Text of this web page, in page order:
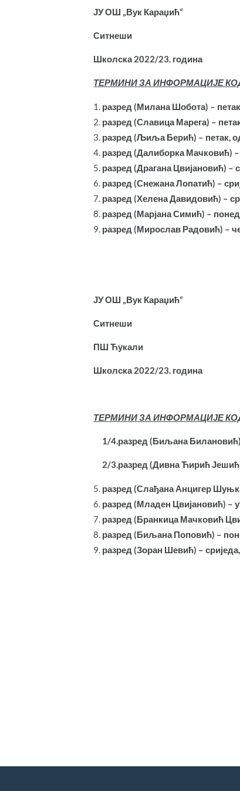
ЈУ ОШ „Вук Караџић“
Ситнеши
Школска 2022/23. година
ТЕРМИНИ ЗА ИНФОРМАЦИЈЕ
разред (Милана Шобота) –
разред (Славица Марега) –
разред (Љиља Берић) – петак,
разред (Далиборка Мачковић)
разред (Драгана Цвијановић) –
разред (Снежана Лопатић) –
разред (Хелена Давидовић) –
разред (Марјана Симић) –
разред (Мирослав Радовић) –
ЈУ ОШ „Вук Караџић“
Ситнеши
ПШ Ћукали
Школска 2022/23. година
ТЕРМИНИ ЗА ИНФОРМАЦИЈЕ
1/4.разред (Биљана Билановић)
2/3.разред (Дивна Ћирић
разред (Слађана Анцигер
разред (Младен Цвијановић) –
разред (Бранкица Мачковић
разред (Биљана Поповић) –
разред (Зоран Шевић) –